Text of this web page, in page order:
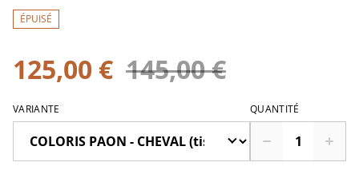
ÉPUISÉ
125,00 € 145,00 €
VARIANTE QUANTITÉ